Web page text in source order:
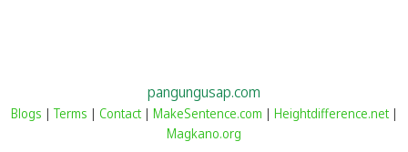
pangungusap.com
Blogs | Terms | Contact| MakeSentence.com | Heightdifference.net|
Magkano.org